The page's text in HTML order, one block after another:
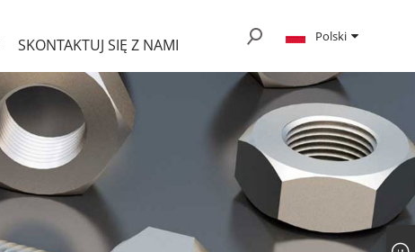
SKONTAKTUJ SIĘ Z NAMI Polski